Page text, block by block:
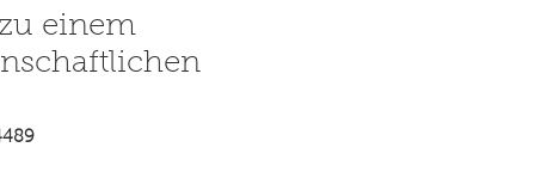
einem